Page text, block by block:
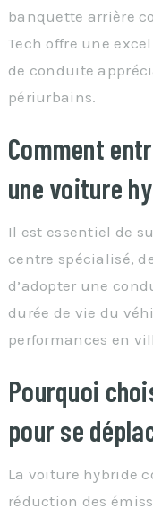
banquette arrière
Tech offre une
de conduite
périurbains.
Comment
une voiture
Il est essentiel de
centre spécialisé,
d’adopter une
durée de vie du
performances en
Pourquoi
pour se
La voiture hybride
réduction des